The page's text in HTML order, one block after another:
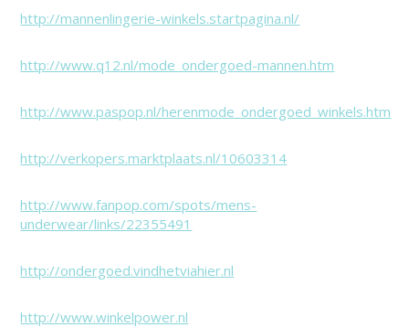
http://mannenlingerie-winkels.startpagina.nl/
http://www.q12.nl/mode_ondergoed-mannen.htm
http://www.paspop.nl/herenmode_ondergoed_winkels.htm
http://verkopers.marktplaats.nl/10603314
http://www.fanpop.com/spots/mens-
underwear/links/22355491
http://ondergoed.vindhetviahier.nl
http://www.winkelpower.nl